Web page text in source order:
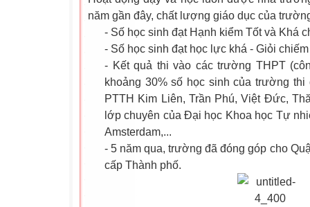
năm gần đây, chất lượng giáo dục của
- Số học sinh đạt Hạnh kiểm Tốt và Khá
- Số học sinh đạt học lực khá - Giỏi
- Kết quả thi vào các trường THPT
khoảng 30% số học sinh của trường
PTTH Kim Liên, Trần Phú, Việt Đức,
lớp chuyên của Đại học Khoa học Tự
Amsterdam,...
- 5 năm qua, trường đã đóng góp cho
cấp Thành phố.